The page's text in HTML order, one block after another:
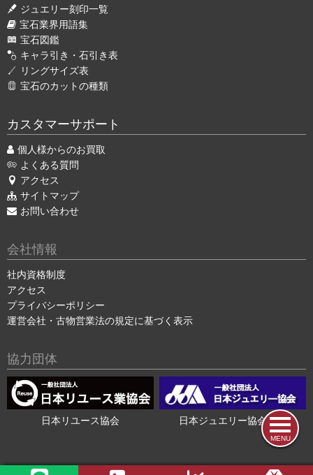
MENU
ジュエリー刻印一覧
宝石業界用語集
宝石図鑑
キャラ引き・石引き表
リングサイズ表
宝石のカットの種類
カスタマーサポート
個人様からのお買取
よくある質問
アクセス
サイトマップ
お問い合わせ
会社情報
社内資格制度
アクセス
プライバシーポリシー
運営会社・古物営業法の規定に基づく表示
協力団体
日本リユース協会 日本ジュエリー協会会員